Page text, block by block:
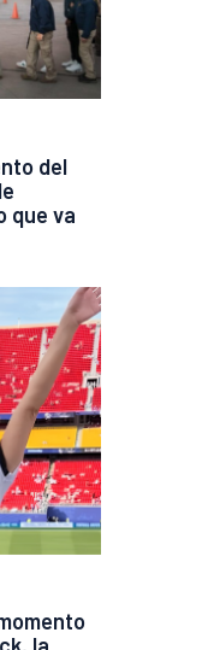
del
que va